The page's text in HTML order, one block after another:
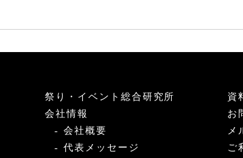
祭り・イベント総合研究所
会社情報
会社概要
代表メッセージ
資
お
メ
ご